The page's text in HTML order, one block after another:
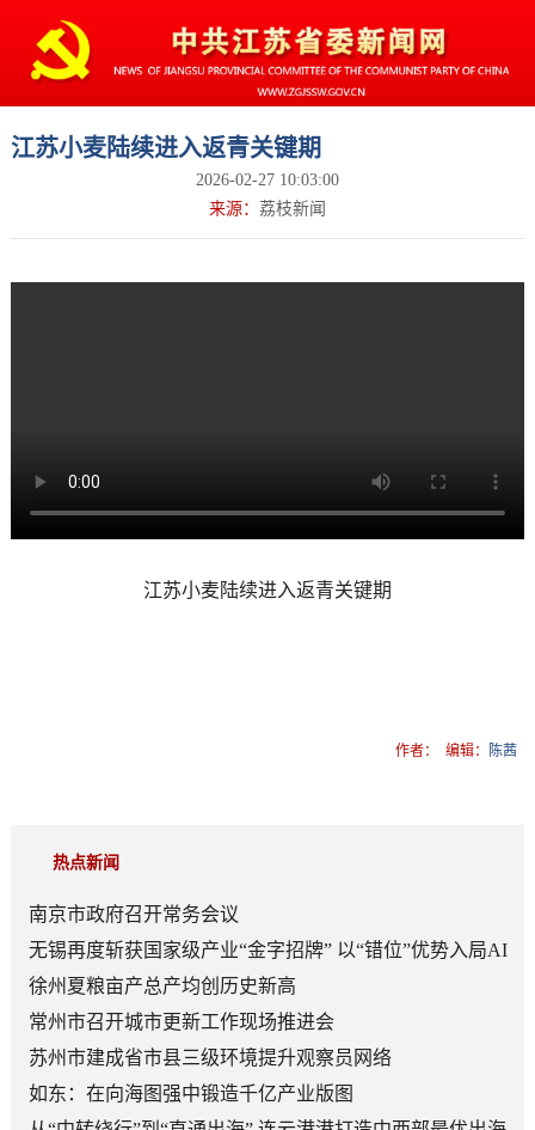
江苏小麦陆续进入返青关键期
2026-02-27 10:03:00
来源： 荔枝新闻
江苏小麦陆续进入返青关键期
作者： 编辑： 陈茜
热点新闻
南京市政府召开常务会议
无锡再度斩获国家级产业“金字招牌” 以“错位”优势入局AI
顶层赛道
徐州夏粮亩产总产均创历史新高
常州市召开城市更新工作现场推进会
苏州市建成省市县三级环境提升观察员网络
如东：在向海图强中锻造千亿产业版图